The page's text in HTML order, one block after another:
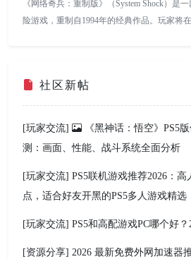
《网络奇兵：重制版》（System Shock）是
险游戏，重制自1994年的经典作品。玩家将
社区新帖
[玩家交流]
《黑神话：悟空》PS5
测：画面、性能、战斗系统全面分析
[玩家交流] PS5联机游戏推荐2026：
点，适合好友开黑的PS5多人游戏精选
[玩家交流] PS5和高配游戏PC哪个好
[资源分享] 2026 最新免费外网加速器